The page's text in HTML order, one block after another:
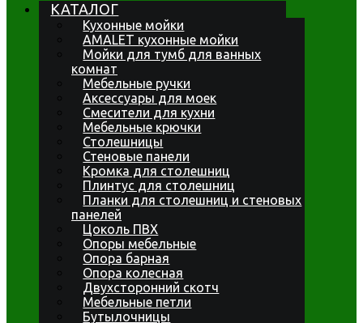
КАТАЛОГ
Кухонные мойки
AMALET кухонные мойки
Мойки для тумб для ванных
комнат
Мебельные ручки
Аксессуары для моек
Смесители для кухни
Мебельные крючки
Столешницы
Стеновые панели
Кромка для столешниц
Плинтус для столешниц
Планки для столешниц и стеновых
панелей
Цоколь ПВХ
Опоры мебельные
Опора барная
Опора колесная
Двухсторонний скотч
Мебельные петли
Бутылочницы